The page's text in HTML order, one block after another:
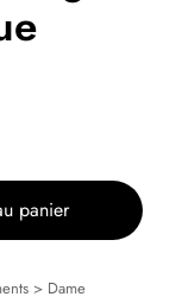
panier
> Dame